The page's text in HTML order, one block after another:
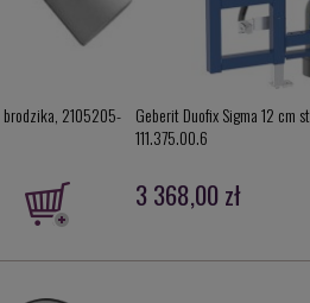
brodzika, 2105205-
Geberit Duofix Sigma 12 cm
111.375.00.6
3 368,00 zł